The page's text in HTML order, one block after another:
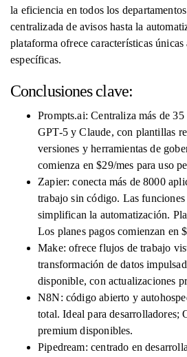
la eficiencia en todos los
centralizada de avisos hasta la
plataforma ofrece características únicas
específicas.
Conclusiones clave:
Prompts.ai: Centraliza más de
GPT-5 y Claude, con plantillas
versiones y herramientas de
comienza en $29/mes para uso
Zapier: conecta más de 8000
trabajo sin código. Las
simplifican la automatización.
Los planes pagos comienzan en
Make: ofrece flujos de trabajo
transformación de datos
disponible, con actualizaciones
N8N: código abierto y
total. Ideal para desarrolladores;
premium disponibles.
Pipedream: centrado en